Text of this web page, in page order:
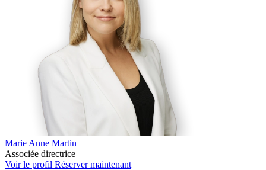
Marie Anne Martin
Associée directrice
Voir le profil Réserver maintenant